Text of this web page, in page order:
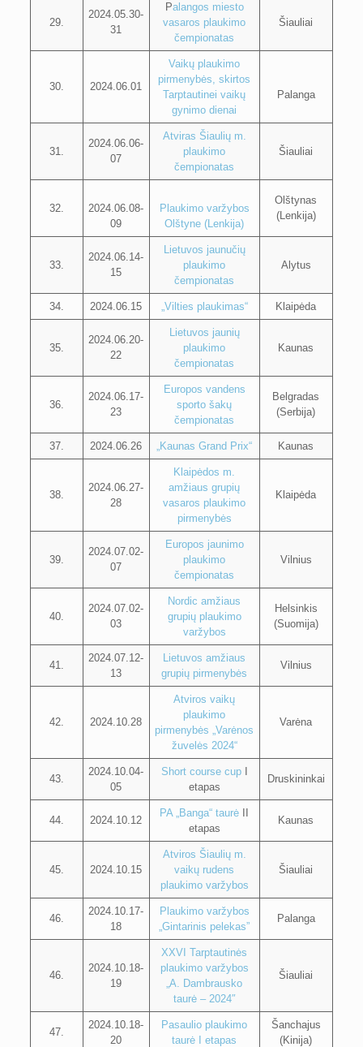
29.
2024.05.30-
31
Palangos miesto
vasaros plaukimo
čempionatas
Šiauliai
30. 2024.06.01
Vaikų plaukimo
pirmenybės, skirtos
Tarptautinei vaikų
gynimo dienai
Palanga
31.
2024.06.06-
07
Atviras Šiaulių m.
plaukimo
čempionatas
Šiauliai
32.
2024.06.08-
09
Plaukimo varžybos
Olštyne (Lenkija)
Olštynas
(Lenkija)
33.
2024.06.14-
15
Lietuvos jaunučių
plaukimo
čempionatas
Alytus
34. 2024.06.15 „Vilties plaukimas“ Klaipėda
35.
2024.06.20-
22
Lietuvos jaunių
plaukimo
čempionatas
Kaunas
36.
2024.06.17-
23
Europos vandens
sporto šakų
čempionatas
Belgradas
(Serbija)
37. 2024.06.26 „Kaunas Grand Prix“ Kaunas
38.
2024.06.27-
28
Klaipėdos m.
amžiaus grupių
vasaros plaukimo
pirmenybės
Klaipėda
39.
2024.07.02-
07
Europos jaunimo
plaukimo
čempionatas
Vilnius
40.
2024.07.02-
03
Nordic amžiaus
grupių plaukimo
varžybos
Helsinkis
(Suomija)
41.
2024.07.12-
13
Lietuvos amžiaus
grupių pirmenybės
Vilnius
42. 2024.10.28
Atviros vaikų
plaukimo
pirmenybės „Varėnos
žuvelės 2024“
Varėna
43.
2024.10.04-
05
Short course cupI
etapas
Druskininkai
44. 2024.10.12
PA „Banga“ taurė
etapas
Kaunas
45. 2024.10.15
Atviros Šiaulių m.
vaikų rudens
plaukimo varžybos
Šiauliai
46.
2024.10.17-
18
Plaukimo varžybos
„Gintarinis pelekas”
Palanga
46.
2024.10.18-
19
XXVI Tarptautinės
plaukimo varžybos
„A. Dambrausko
taurė – 2024″
Šiauliai
47.
2024.10.18-
20
Pasaulio plaukimo
taurė I etapas
Šanchajus
(Kinija)